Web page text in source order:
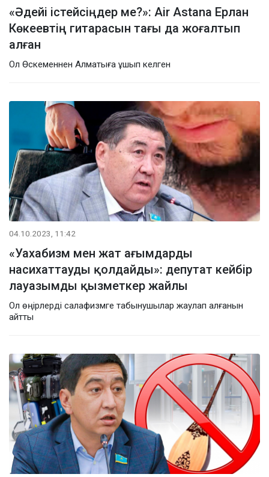
«Әдейі істейсіңдер ме?»: Air Astana Ерлан
Көкеевтің гитарасын тағы да жоғалтып
алған
Ол Өскеменнен Алматыға ұшып келген
04.10.2023, 11:42
«Уахабизм мен жат ағымдарды
насихаттауды қолдайды»: депутат кейбір
лауазымды қызметкер жайлы
Ол өңірлерді салафизмге табынушылар жаулап алғанын
айтты